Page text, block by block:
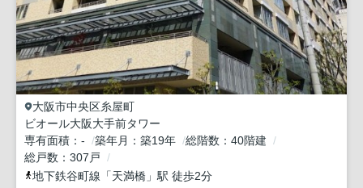
大阪市中央区糸屋町
ビオール大阪大手前タワー
専有面積
- 築年月 築19年 総階数
40階建
総戸数
307戸
地下鉄谷町線 「天満橋 」駅 徒歩2分